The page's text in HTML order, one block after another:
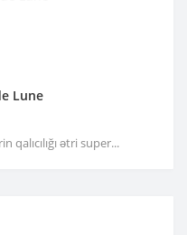
Lune
ətri super...